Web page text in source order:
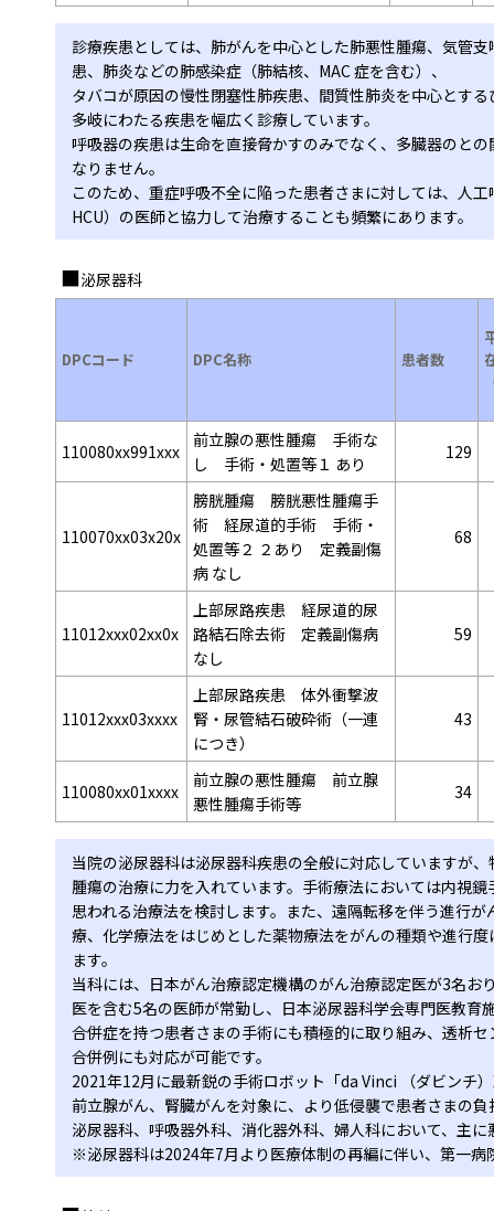
診療疾患としては、肺がんを中心とした肺悪性腫瘍、気管
患、肺炎などの肺感染症（肺結核、MAC 症を含む）、
タバコが原因の慢性閉塞性肺疾患、間質性肺炎を中心とす
多岐にわたる疾患を幅広く診療しています。
呼吸器の疾患は生命を直接脅かすのみでなく、多臓器のと
なりません。
このため、重症呼吸不全に陥った患者さまに対しては、人
HCU）の医師と協力して治療することも頻繁にあります。
泌尿器科
DPCコード DPC名称 患者数
110080xx991xxx
前立腺の悪性腫瘍 手術な
し 手術・処置等１ あり
129
110070xx03x20x
膀胱腫瘍 膀胱悪性腫瘍手
術 経尿道的手術 手術・
処置等２ ２あり 定義副傷
病 なし
68
11012xxx02xx0x
上部尿路疾患 経尿道的尿
路結石除去術 定義副傷病
なし
59
11012xxx03xxxx
上部尿路疾患 体外衝撃波
腎・尿管結石破砕術（一連
につき）
43
110080xx01xxxx
前立腺の悪性腫瘍 前立腺
悪性腫瘍手術等
34
当院の泌尿器科は泌尿器科疾患の全般に対応していますが
腫瘍の治療に力を入れています。手術療法においては内視
思われる治療法を検討します。また、遠隔転移を伴う進行
療、化学療法をはじめとした薬物療法をがんの種類や進行
ます。
当科には、日本がん治療認定機構のがん治療認定医が3名お
医を含む5名の医師が常勤し、日本泌尿器科学会専門医教育
合併症を持つ患者さまの手術にも積極的に取り組み、透析
合併例にも対応が可能です。
2021年12月に最新鋭の手術ロボット「da Vinci （ダビンチ
前立腺がん、腎臓がんを対象に、より低侵襲で患者さまの
泌尿器科、呼吸器外科、消化器外科、婦人科において、主
※泌尿器科は2024年7月より医療体制の再編に伴い、第一病